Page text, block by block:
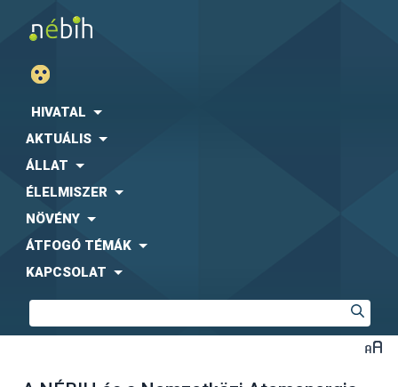
HIVATAL
AKTUÁLIS
ÁLLAT
ÉLELMISZER
NÖVÉNY
ÁTFOGÓ TÉMÁK
KAPCSOLAT